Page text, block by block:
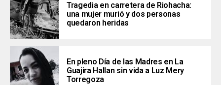
Tragedia en carretera de Riohacha:
una mujer murió y dos personas
quedaron heridas
En pleno Día de las Madres en La
Guajira Hallan sin vida a Luz Mery
Torregoza